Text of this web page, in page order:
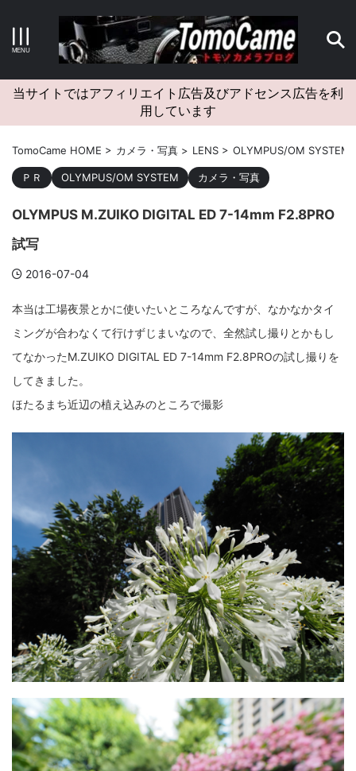
キーワードで検索する
カテゴリー
アーカイブ
タグクラウド
Canon craft EM5II EOS Kiss X4 EOS R10
iPhone K-1 Leica LENS
LUMIX GF9 LUMIX L10 LUMIX S1 LUMIX S9
nikki Nikon
OLYMPUS om-1 II OM-3 om-5 II omsystem
osmo osmo action3 panasonic pc
PEN E-P7 PENTAX photo Pocket 3 PS5
ricoh SIGMA SONY sound
TAMRON TG-6 THETA VILTROX X-T2
X100F X half Xiaomi Pad 6 Xperia1VI Z-1
Z5 Z6II Z9 Z50II Zf Zfc
ZV-1 II α1 II α7CR α6700 フィルムカメラ
当サイトではアフィリエイト広告及びアドセンス広告を利
用しています
TomoCame HOME > カメラ・写真 > LENS > OLYMPUS/OM SYSTEM
ＰＲ OLYMPUS/OM SYSTEM カメラ・写真
OLYMPUS M.ZUIKO DIGITAL ED 7-14mm F2.8PRO
試写
2016-07-04
本当は工場夜景とかに使いたいところなんですが、なかなかタイ
ミングが合わなくて行けずじまいなので、全然試し撮りとかもし
てなかったM.ZUIKO DIGITAL ED 7-14mm F2.8PROの試し撮りを
してきました。
ほたるまち近辺の植え込みのところで撮影